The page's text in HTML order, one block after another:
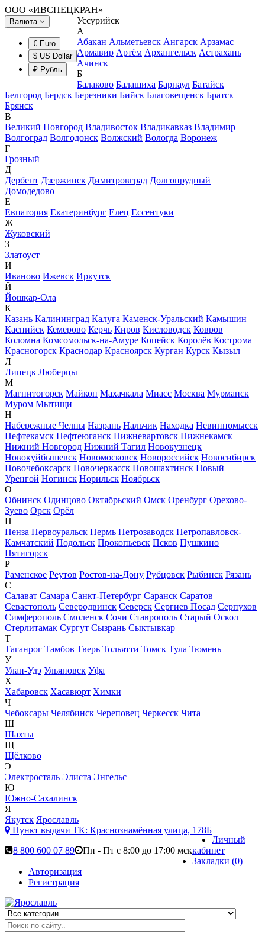
ООО «ИВСПЕЦКРАН»
Валюта
€ Euro
$ US Dollar
₽ Рубль
Уссурийск
А
Абакан Альметьевск Ангарск Арзамас
Армавир Артём Архангельск Астрахань
Ачинск
Б
Балаково Балашиха Барнаул Батайск
Белгород Бердск Березники Бийск Благовещенск Братск
Брянск
В
Великий Новгород Владивосток Владикавказ Владимир
Волгоград Волгодонск Волжский Вологда Воронеж
Г
Грозный
Д
Дербент Дзержинск Димитровград Долгопрудный
Домодедово
Е
Евпатория Екатеринбург Елец Ессентуки
Ж
Жуковский
З
Златоуст
И
Иваново Ижевск Иркутск
Й
Йошкар-Ола
К
Казань Калининград Калуга Каменск-Уральский Камышин
Каспийск Кемерово Керчь Киров Кисловодск Ковров
Коломна Комсомольск-на-Амуре Копейск Королёв Кострома
Красногорск Краснодар Красноярск Курган Курск Кызыл
Л
Липецк Люберцы
М
Магнитогорск Майкоп Махачкала Миасс Москва Мурманск
Муром Мытищи
Н
Набережные Челны Назрань Нальчик Находка Невинномысск
Нефтекамск Нефтеюганск Нижневартовск Нижнекамск
Нижний Новгород Нижний Тагил Новокузнецк
Новокуйбышевск Новомосковск Новороссийск Новосибирск
Новочебоксарск Новочеркасск Новошахтинск Новый
Уренгой Ногинск Норильск Ноябрьск
О
Обнинск Одинцово Октябрьский Омск Оренбург Орехово-
Зуево Орск Орёл
П
Пенза Первоуральск Пермь Петрозаводск Петропавловск-
Камчатский Подольск Прокопьевск Псков Пушкино
Пятигорск
Р
Раменское Реутов Ростов-на-Дону Рубцовск Рыбинск Рязань
С
Салават Самара Санкт-Петербург Саранск Саратов
Севастополь Северодвинск Северск Сергиев Посад Серпухов
Симферополь Смоленск Сочи Ставрополь Старый Оскол
Стерлитамак Сургут Сызрань Сыктывкар
Т
Таганрог Тамбов Тверь Тольятти Томск Тула Тюмень
У
Улан-Удэ Ульяновск Уфа
Х
Хабаровск Хасавюрт Химки
Ч
Чебоксары Челябинск Череповец Черкесск Чита
Ш
Шахты
Щ
Щёлково
Э
Электросталь Элиста Энгельс
Ю
Южно-Сахалинск
Я
Якутск Ярославль
Пункт выдачи ТК: Краснознамённая улица, 178Б
8 800 600 07 89
Пн - Пт с 8:00 до 17:00 мск
Личный
кабинет
Закладки (0)
Авторизация
Регистрация